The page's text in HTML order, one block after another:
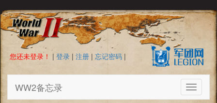
您还未登录！ | 登录 | 注册 | 忘记密码 |
Toggle
WW2备忘录